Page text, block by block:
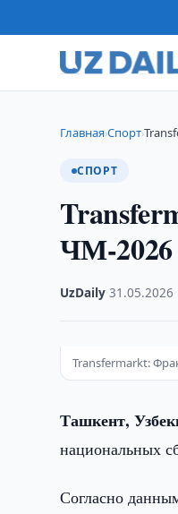
Главная›Спорт›
СПОРТ
ЧМ-2026
UzDaily ·31.05.2026
Transfermarkt:
Ташкент,
национальных
Согласно